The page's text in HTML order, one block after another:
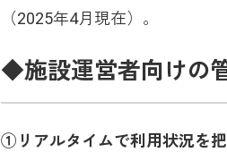
（2025年4月現在）。
◆施設運営者向けの
①リアルタイムで利用状況を